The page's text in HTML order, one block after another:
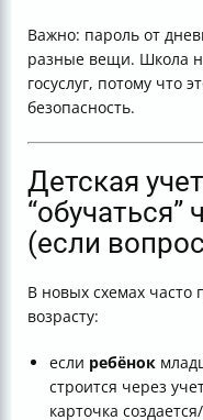
Важно: пароль от
разные вещи. Школа
госуслуг, потому что
безопасность.
Детская
“обучаться”
(если
В новых схемах часто
возрасту:
если ребёнок
строится через
карточка